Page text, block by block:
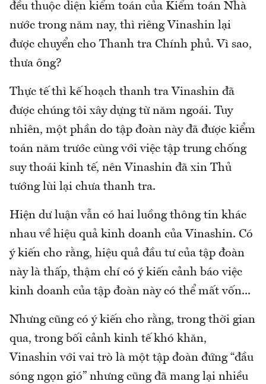
đều thuộc diện kiểm toán của Kiểm toán Nhà
nước trong năm nay, thì riêng Vinashin lại
được chuyển cho Thanh tra Chính phủ. Vì sao,
thưa ông?
Thực tế thì kế hoạch thanh tra Vinashin đã
được chúng tôi xây dựng từ năm ngoái. Tuy
nhiên, một phần do tập đoàn này đã được kiểm
toán năm trước cùng với việc tập trung chống
suy thoái kinh tế, nên Vinashin đã xin Thủ
tướng lùi lại chưa thanh tra.
Hiện dư luận vẫn có hai luồng thông tin khác
nhau về hiệu quả kinh doanh của Vinashin. Có
ý kiến cho rằng, hiệu quả đầu tư của tập đoàn
này là thấp, thậm chí có ý kiến cảnh báo việc
kinh doanh của tập đoàn này có thể mất vốn...
Nhưng cũng có ý kiến cho rằng, trong thời gian
qua, trong bối cảnh kinh tế khó khăn,
Vinashin với vai trò là một tập đoàn đứng “đầu
sóng ngọn gió” nhưng cũng đã mang lại nhiều